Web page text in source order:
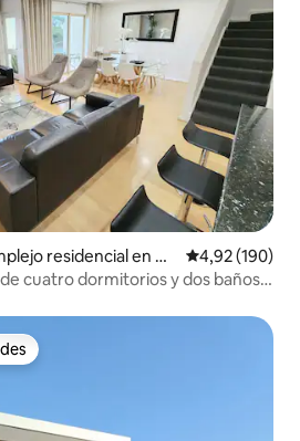
residencial en Ad
Calificación
4,92 (190)
cuatro dormitorios y dos baños